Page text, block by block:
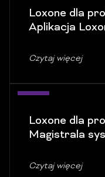
gru
Loxone dla
Aplikacja
Czytaj więcej
gru
Loxone dla
Magistrala
Czytaj więcej